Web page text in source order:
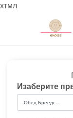
хтмл
Изаберите